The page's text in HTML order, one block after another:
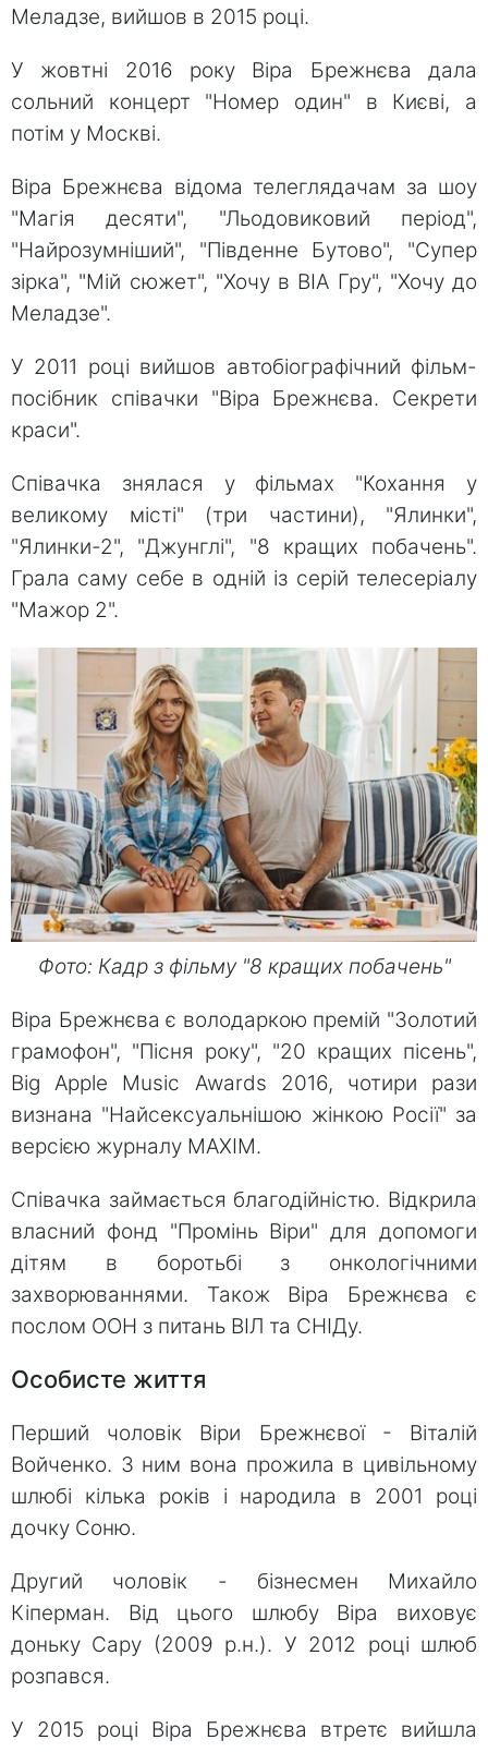
Меладзе, вийшов в 2015 році.
У жовтні 2016 року Віра Брежнєва дала
сольний концерт "Номер один" в Києві, а
потім у Москві.
Віра Брежнєва відома телеглядачам за шоу
"Магія десяти", "Льодовиковий період",
"Найрозумніший", "Південне Бутово", "Супер
зірка", "Мій сюжет", "Хочу в ВІА Гру", "Хочу до
Меладзе".
У 2011 році вийшов автобіографічний фільм-
посібник співачки "Віра Брежнєва. Секрети
краси".
Співачка знялася у фільмах "Кохання у
великому місті" (три частини), "Ялинки",
"Ялинки-2", "Джунглі", "8 кращих побачень".
Грала саму себе в одній із серій телесеріалу
"Мажор 2".
Фото: Кадр з фільму "8 кращих побачень"
Віра Брежнєва є володаркою премій "Золотий
грамофон", "Пісня року", "20 кращих пісень",
Вig Apple Music Awards 2016, чотири рази
визнана "Найсексуальнішою жінкою Росії" за
версією журналу MAXIM.
Співачка займається благодійністю. Відкрила
власний фонд "Промінь Віри" для допомоги
дітям в боротьбі з онкологічними
захворюваннями. Також Віра Брежнєва є
послом ООН з питань ВІЛ та СНІДу.
Особисте життя
Перший чоловік Віри Брежнєвої - Віталій
Войченко. З ним вона прожила в цивільному
шлюбі кілька років і народила в 2001 році
дочку Соню.
Другий чоловік - бізнесмен Михайло
Кіперман. Від цього шлюбу Віра виховує
доньку Сару (2009 р.н.). У 2012 році шлюб
розпався.
У 2015 році Віра Брежнєва втретє вийшла